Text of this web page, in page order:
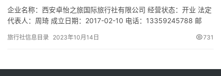
企业名称：西安卓怡之旅国际旅行社有限公司 经营状态：开业 法定
代表人：周琦 成立日期：2017-02-10 电话：13359245788 邮
91610132MA6U1H1B3B 注册地址：西安经济技术开发区凤城十路
旅行社信息目录 2023年10月14日 731